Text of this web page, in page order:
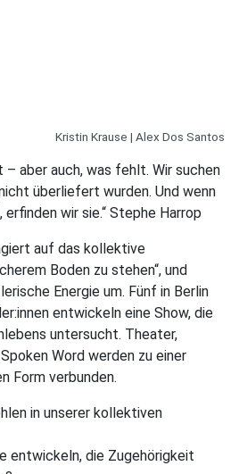
Kristin Krause | Alex Dos Santos
– aber auch, was fehlt. Wir suchen
überliefert wurden. Und wenn
wir sie.“ Stephe Harrop
auf das kollektive
Boden zu stehen“, und
Energie um. Fünf in Berlin
entwickeln eine Show, die
untersucht. Theater,
Word werden zu einer
Form verbunden.
in unserer kollektiven
entwickeln, die Zugehörigkeit